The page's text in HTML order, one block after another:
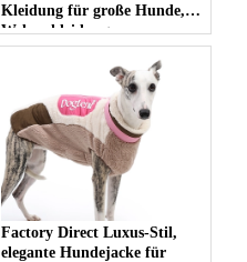
Kleidung für große Hunde,
Welpenkleidung
Factory Direct Luxus-Stil,
elegante Hundejacke für